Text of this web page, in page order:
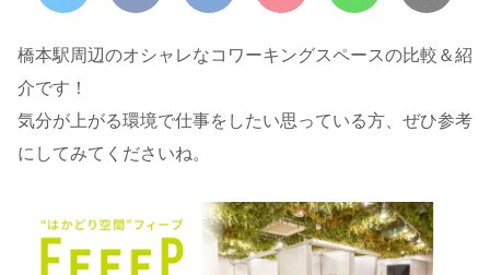
橋本駅周辺のオシャレなコワーキングスペースの比較＆紹
介です！
気分が上がる環境で仕事をしたい思っている方、ぜひ参考
にしてみてくださいね。